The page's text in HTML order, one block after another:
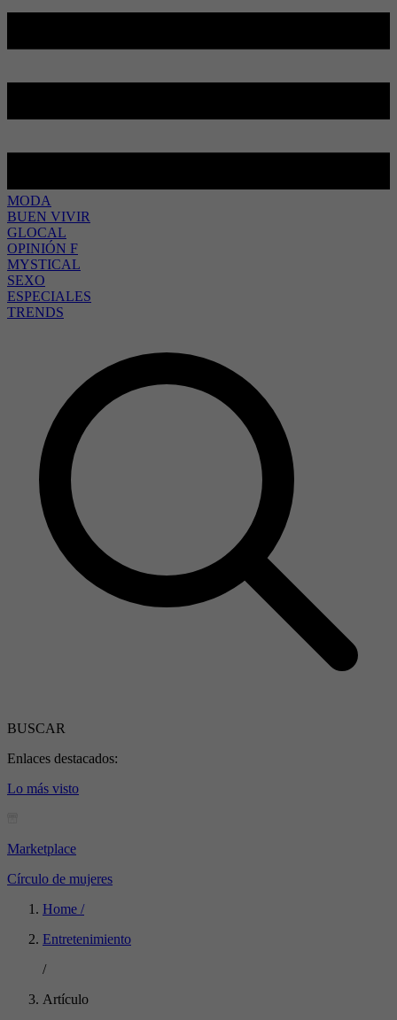
MODA
BUEN VIVIR
GLOCAL
OPINIÓN F
MYSTICAL
SEXO
ESPECIALES
TRENDS
BUSCAR
Enlaces destacados:
Lo más visto
Marketplace
Círculo de mujeres
Home /
Entretenimiento
/
Artículo